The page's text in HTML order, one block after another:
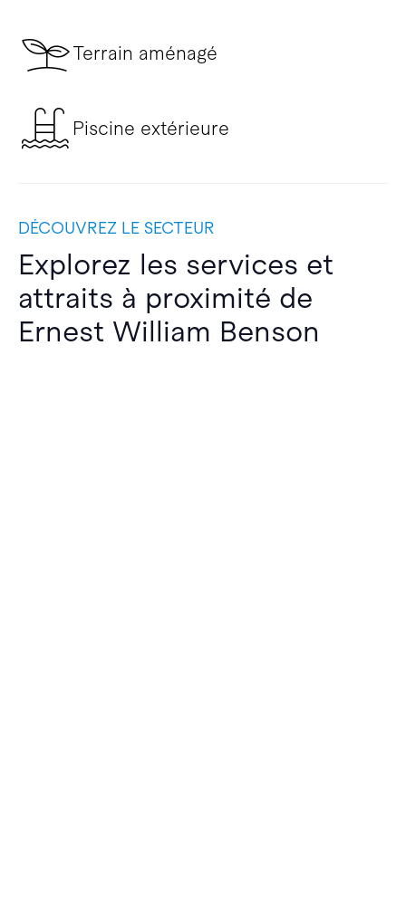
Terrain aménagé
Piscine extérieure
DÉCOUVREZ LE SECTEUR
Explorez les services et
attraits à proximité de
Ernest William Benson